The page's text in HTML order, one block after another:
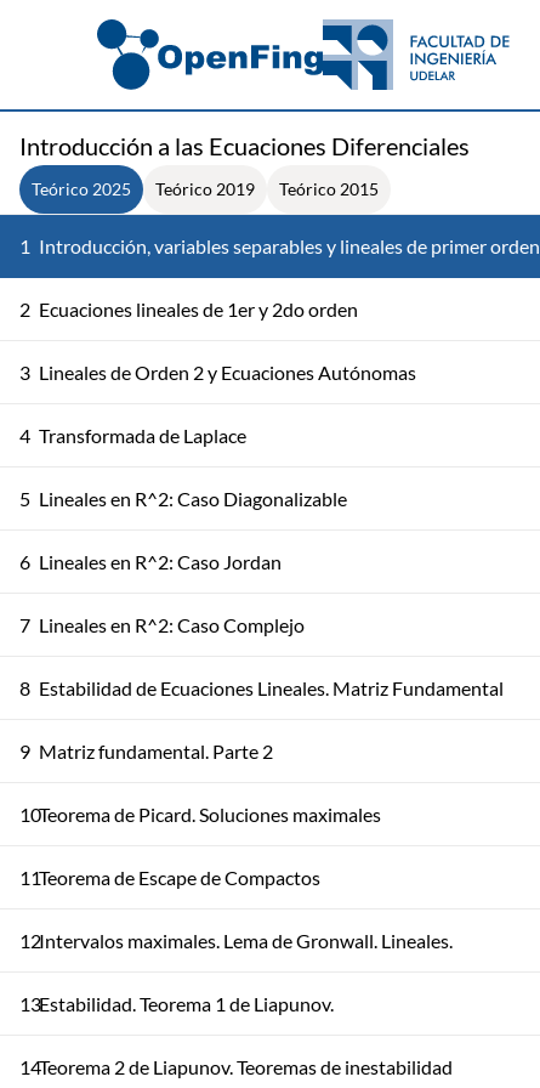
Introducción a las Ecuaciones Diferenciales
Teórico 2025 Teórico 2019 Teórico 2015
1 Introducción, variables separables y lineales de primer orden
2 Ecuaciones lineales de 1er y 2do orden
3 Lineales de Orden 2 y Ecuaciones Autónomas
4 Transformada de Laplace
5 Lineales en R^2: Caso Diagonalizable
6 Lineales en R^2: Caso Jordan
7 Lineales en R^2: Caso Complejo
8 Estabilidad de Ecuaciones Lineales. Matriz Fundamental
9 Matriz fundamental. Parte 2
10Teorema de Picard. Soluciones maximales
11Teorema de Escape de Compactos
12Intervalos maximales. Lema de Gronwall. Lineales.
13Estabilidad. Teorema 1 de Liapunov.
14Teorema 2 de Liapunov. Teoremas de inestabilidad